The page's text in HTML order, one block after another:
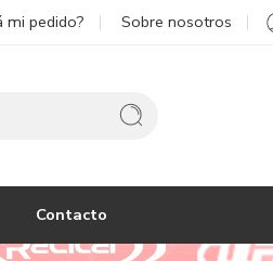
mi pedido? Sobre nosotros
Contacto